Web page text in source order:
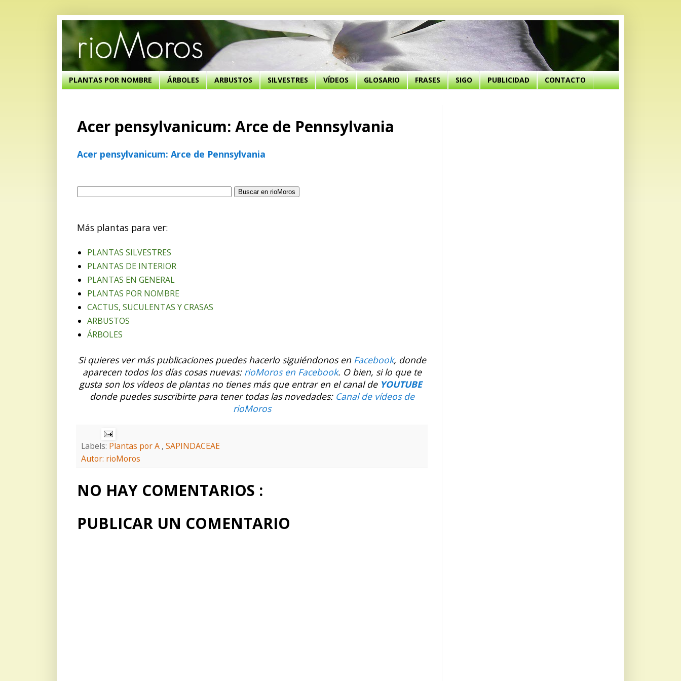
PLANTAS POR NOMBRE ÁRBOLES ARBUSTOS SILVESTRES VÍDEOS GLOSARIO FRASES SIGO PUBLICIDAD CONTACTO
Acer pensylvanicum: Arce de Pennsylvania
Acer pensylvanicum: Arce de Pennsylvania
Más plantas para ver:
PLANTAS SILVESTRES
PLANTAS DE INTERIOR
PLANTAS EN GENERAL
PLANTAS POR NOMBRE
CACTUS, SUCULENTAS Y CRASAS
ARBUSTOS
ÁRBOLES
Si quieres ver más publicaciones puedes hacerlo siguiéndonos en Facebook, donde
aparecen todos los días cosas nuevas: rioMoros en Facebook. O bien, si lo que te
gusta son los vídeos de plantas no tienes más que entrar en el canal de YOUTUBE
donde puedes suscribirte para tener todas las novedades: Canal de vídeos de
rioMoros
Labels: Plantas por A , SAPINDACEAE
Autor: rioMoros
NO HAY COMENTARIOS :
PUBLICAR UN COMENTARIO